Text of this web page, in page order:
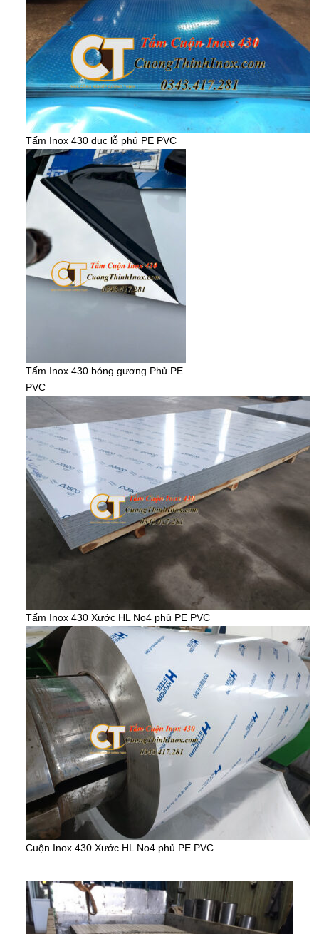
Tấm Inox 430 đục lỗ phủ PE PVC
Tấm Inox 430 bóng gương Phủ PE
PVC
Tấm Inox 430 Xước HL No4 phủ PE PVC
Cuộn Inox 430 Xước HL No4 phủ PE PVC